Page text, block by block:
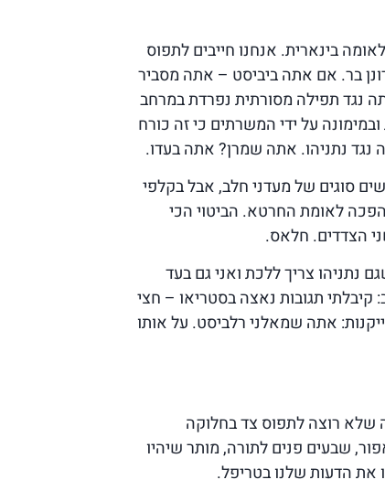
בינארית. אנחנו חייבים לתפוס
בר. אם אתה ביביסט – אתה מסביר
נגד תפילה מסורתית נפרדת במרחב
על ידי המשרתים כי זה כורח
נתניהו. אתה שמרן? אתה בעדו.
סוגים של מעדני חלב, אבל בקלפי
לאומת החרטא. הביטוי הכי
הצדדים. חלאס.
נתניהו צריך ללכת ואני גם בעד
תגובות נאצה בסטריאו – חצי
אתה שמאלני רלביסט. על אותו
שלא רוצה לתפוס צד בחלוקה
שבעים פנים לתורה, מותר שיהיו
את הדעות שלנו בטריפל.